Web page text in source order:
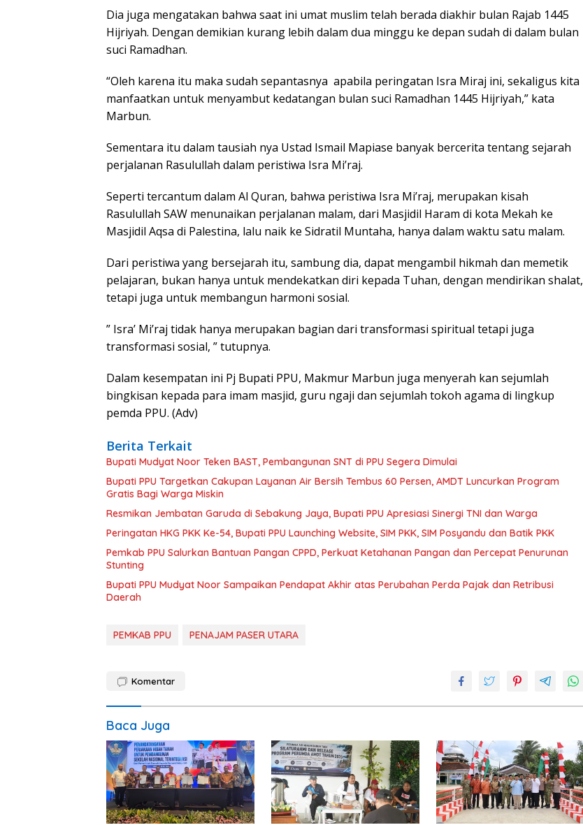
Dia juga mengatakan bahwa saat ini umat muslim telah berada diakhir bulan Rajab 1445
Hijriyah. Dengan demikian kurang lebih dalam dua minggu ke depan sudah di dalam bulan
suci Ramadhan.
“Oleh karena itu maka sudah sepantasnya apabila peringatan Isra Miraj ini, sekaligus kita
manfaatkan untuk menyambut kedatangan bulan suci Ramadhan 1445 Hijriyah,” kata
Marbun.
Sementara itu dalam tausiah nya Ustad Ismail Mapiase banyak bercerita tentang sejarah
perjalanan Rasulullah dalam peristiwa Isra Mi’raj.
Seperti tercantum dalam Al Quran, bahwa peristiwa Isra Mi’raj, merupakan kisah
Rasulullah SAW menunaikan perjalanan malam, dari Masjidil Haram di kota Mekah ke
Masjidil Aqsa di Palestina, lalu naik ke Sidratil Muntaha, hanya dalam waktu satu malam.
Dari peristiwa yang bersejarah itu, sambung dia, dapat mengambil hikmah dan memetik
pelajaran, bukan hanya untuk mendekatkan diri kepada Tuhan, dengan mendirikan shalat,
tetapi juga untuk membangun harmoni sosial.
” Isra’ Mi’raj tidak hanya merupakan bagian dari transformasi spiritual tetapi juga
transformasi sosial, ” tutupnya.
Dalam kesempatan ini Pj Bupati PPU, Makmur Marbun juga menyerah kan sejumlah
bingkisan kepada para imam masjid, guru ngaji dan sejumlah tokoh agama di lingkup
pemda PPU. (Adv)
Berita Terkait
Bupati Mudyat Noor Teken BAST, Pembangunan SNT di PPU Segera Dimulai
Bupati PPU Targetkan Cakupan Layanan Air Bersih Tembus 60 Persen, AMDT Luncurkan Program
Gratis Bagi Warga Miskin
Resmikan Jembatan Garuda di Sebakung Jaya, Bupati PPU Apresiasi Sinergi TNI dan Warga
Peringatan HKG PKK Ke-54, Bupati PPU Launching Website, SIM PKK, SIM Posyandu dan Batik PKK
Pemkab PPU Salurkan Bantuan Pangan CPPD, Perkuat Ketahanan Pangan dan Percepat Penurunan
Stunting
Bupati PPU Mudyat Noor Sampaikan Pendapat Akhir atas Perubahan Perda Pajak dan Retribusi
Daerah
PEMKAB PPU PENAJAM PASER UTARA
Komentar
Baca Juga